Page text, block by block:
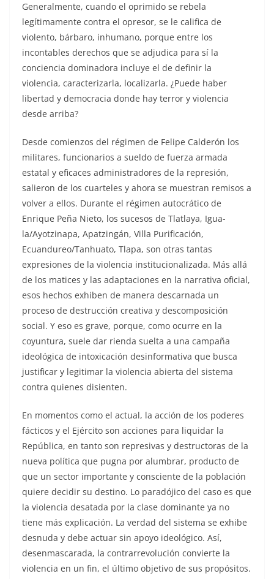
Generalmente, cuando el oprimido se rebela
legítimamente contra el opresor, se le califica de
violento, bárbaro, inhumano, porque entre los
incontables derechos que se adjudica para sí la
conciencia dominadora incluye el de definir la
violencia, caracterizarla, localizarla. ¿Puede haber
libertad y democracia donde hay terror y violencia
desde arriba?
Desde comienzos del régimen de Felipe Calderón los
militares, funcionarios a sueldo de fuerza armada
estatal y eficaces administradores de la represión,
salieron de los cuarteles y ahora se muestran remisos a
volver a ellos. Durante el régimen autocrático de
Enrique Peña Nieto, los sucesos de Tlatlaya, Igua­
la/Ayotzinapa, Apatzingán, Villa Purificación,
Ecuandureo/Tanhuato, Tlapa, son otras tantas
expresiones de la violencia institucionalizada. Más allá
de los matices y las adaptaciones en la narrativa oficial,
esos hechos exhiben de manera descarnada un
proceso de destrucción creativa y descomposición
social. Y eso es grave, porque, como ocurre en la
coyuntura, suele dar rienda suelta a una campaña
ideológica de intoxicación desinformativa que busca
justificar y legitimar la violencia abierta del sistema
contra quienes disienten.
En momentos como el actual, la acción de los poderes
fácticos y el Ejército son acciones para liquidar la
República, en tanto son represivas y destructoras de la
nueva política que pugna por alumbrar, producto de
que un sector importante y consciente de la población
quiere decidir su destino. Lo paradójico del caso es que
la violencia desatada por la clase dominante ya no
tiene más explicación. La verdad del sistema se exhibe
desnuda y debe actuar sin apoyo ideológico. Así,
desenmascarada, la contrarrevolución convierte la
violencia en un fin, el último objetivo de sus propósitos.